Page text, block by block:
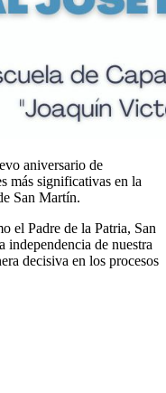
aniversario de
más significativas en la
San Martín.
el Padre de la Patria, San
de nuestra
decisiva en los procesos